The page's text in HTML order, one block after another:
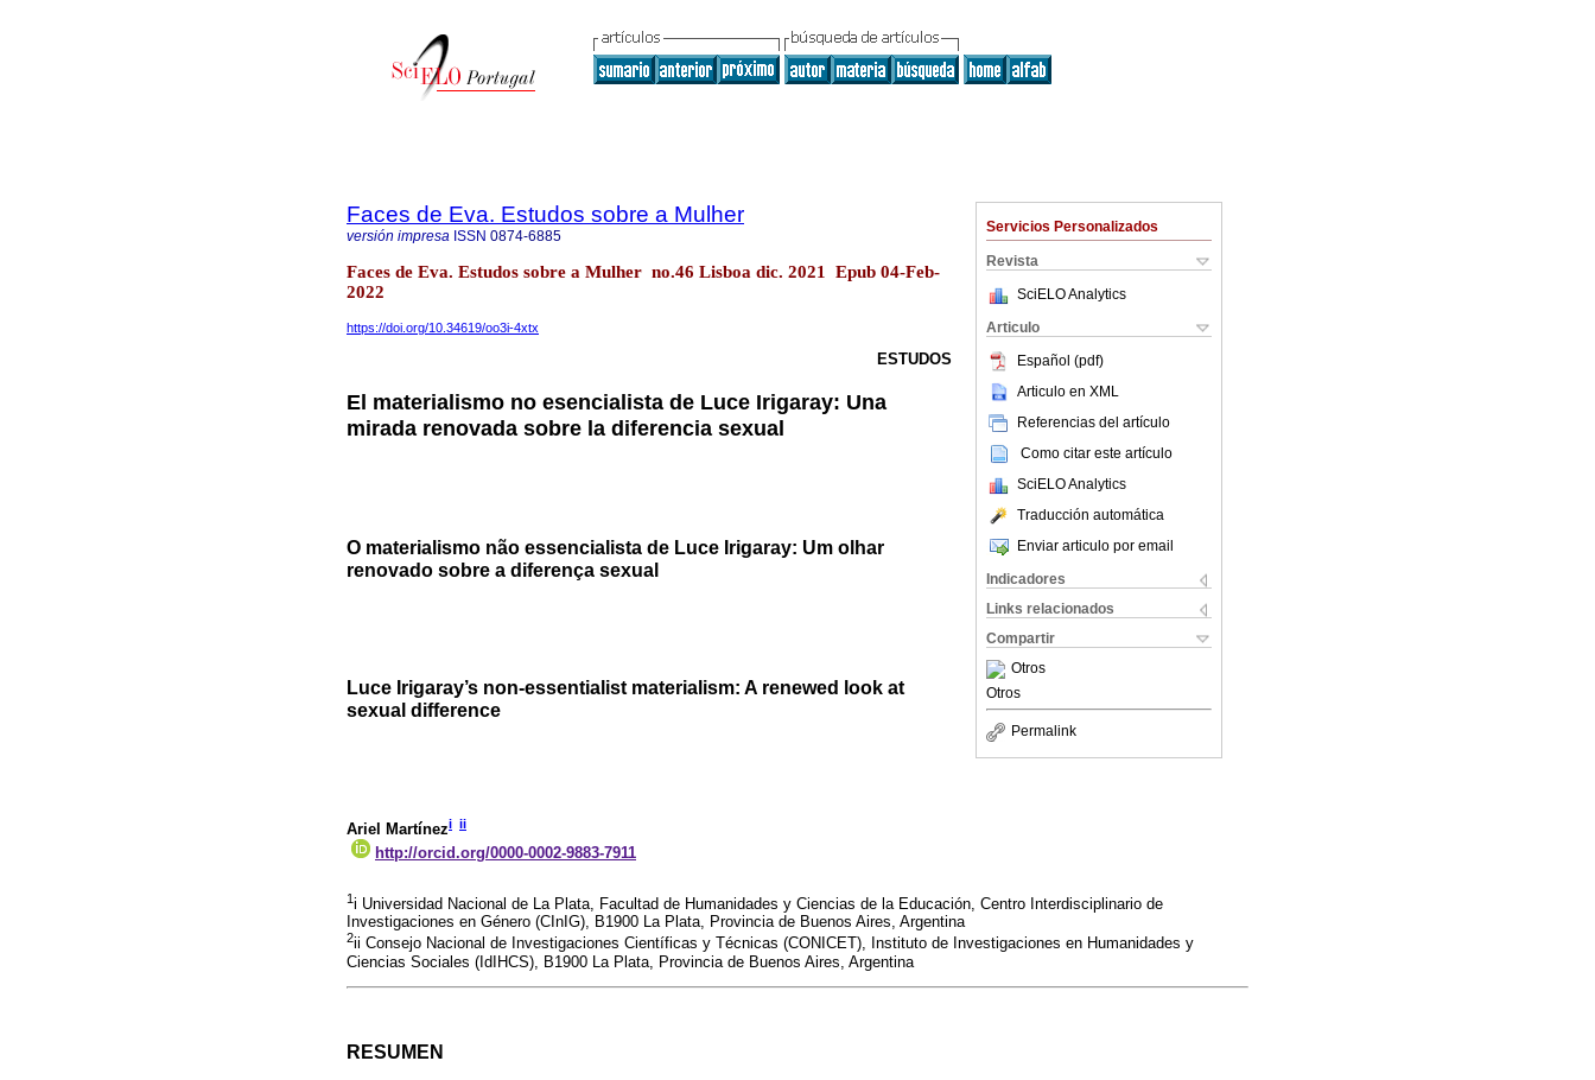
Servicios Personalizados
Revista
SciELO Analytics
Articulo
Español (pdf)
Articulo en XML
Referencias del artículo
Como citar este artículo
SciELO Analytics
Traducción automática
Enviar articulo por email
Indicadores
Links relacionados
Compartir
Otros
Otros
Permalink
Faces de Eva. Estudos sobre a Mulher
versión impresa ISSN 0874-6885
Faces de Eva. Estudos sobre a Mulher no.46 Lisboa dic. 2021 Epub 04-Feb-
2022
https://doi.org/10.34619/oo3i-4xtx
ESTUDOS
El materialismo no esencialista de Luce Irigaray: Una
mirada renovada sobre la diferencia sexual
O materialismo não essencialista de Luce Irigaray: Um olhar
renovado sobre a diferença sexual
Luce Irigaray’s non-essentialist materialism: A renewed look at
sexual difference
Ariel Martínezi ii
http://orcid.org/0000-0002-9883-7911
1i Universidad Nacional de La Plata, Facultad de Humanidades y Ciencias de la Educación, Centro Interdisciplinario de
Investigaciones en Género (CInIG), B1900 La Plata, Provincia de Buenos Aires, Argentina
2ii Consejo Nacional de Investigaciones Científicas y Técnicas (CONICET), Instituto de Investigaciones en Humanidades y
Ciencias Sociales (IdIHCS), B1900 La Plata, Provincia de Buenos Aires, Argentina
RESUMEN